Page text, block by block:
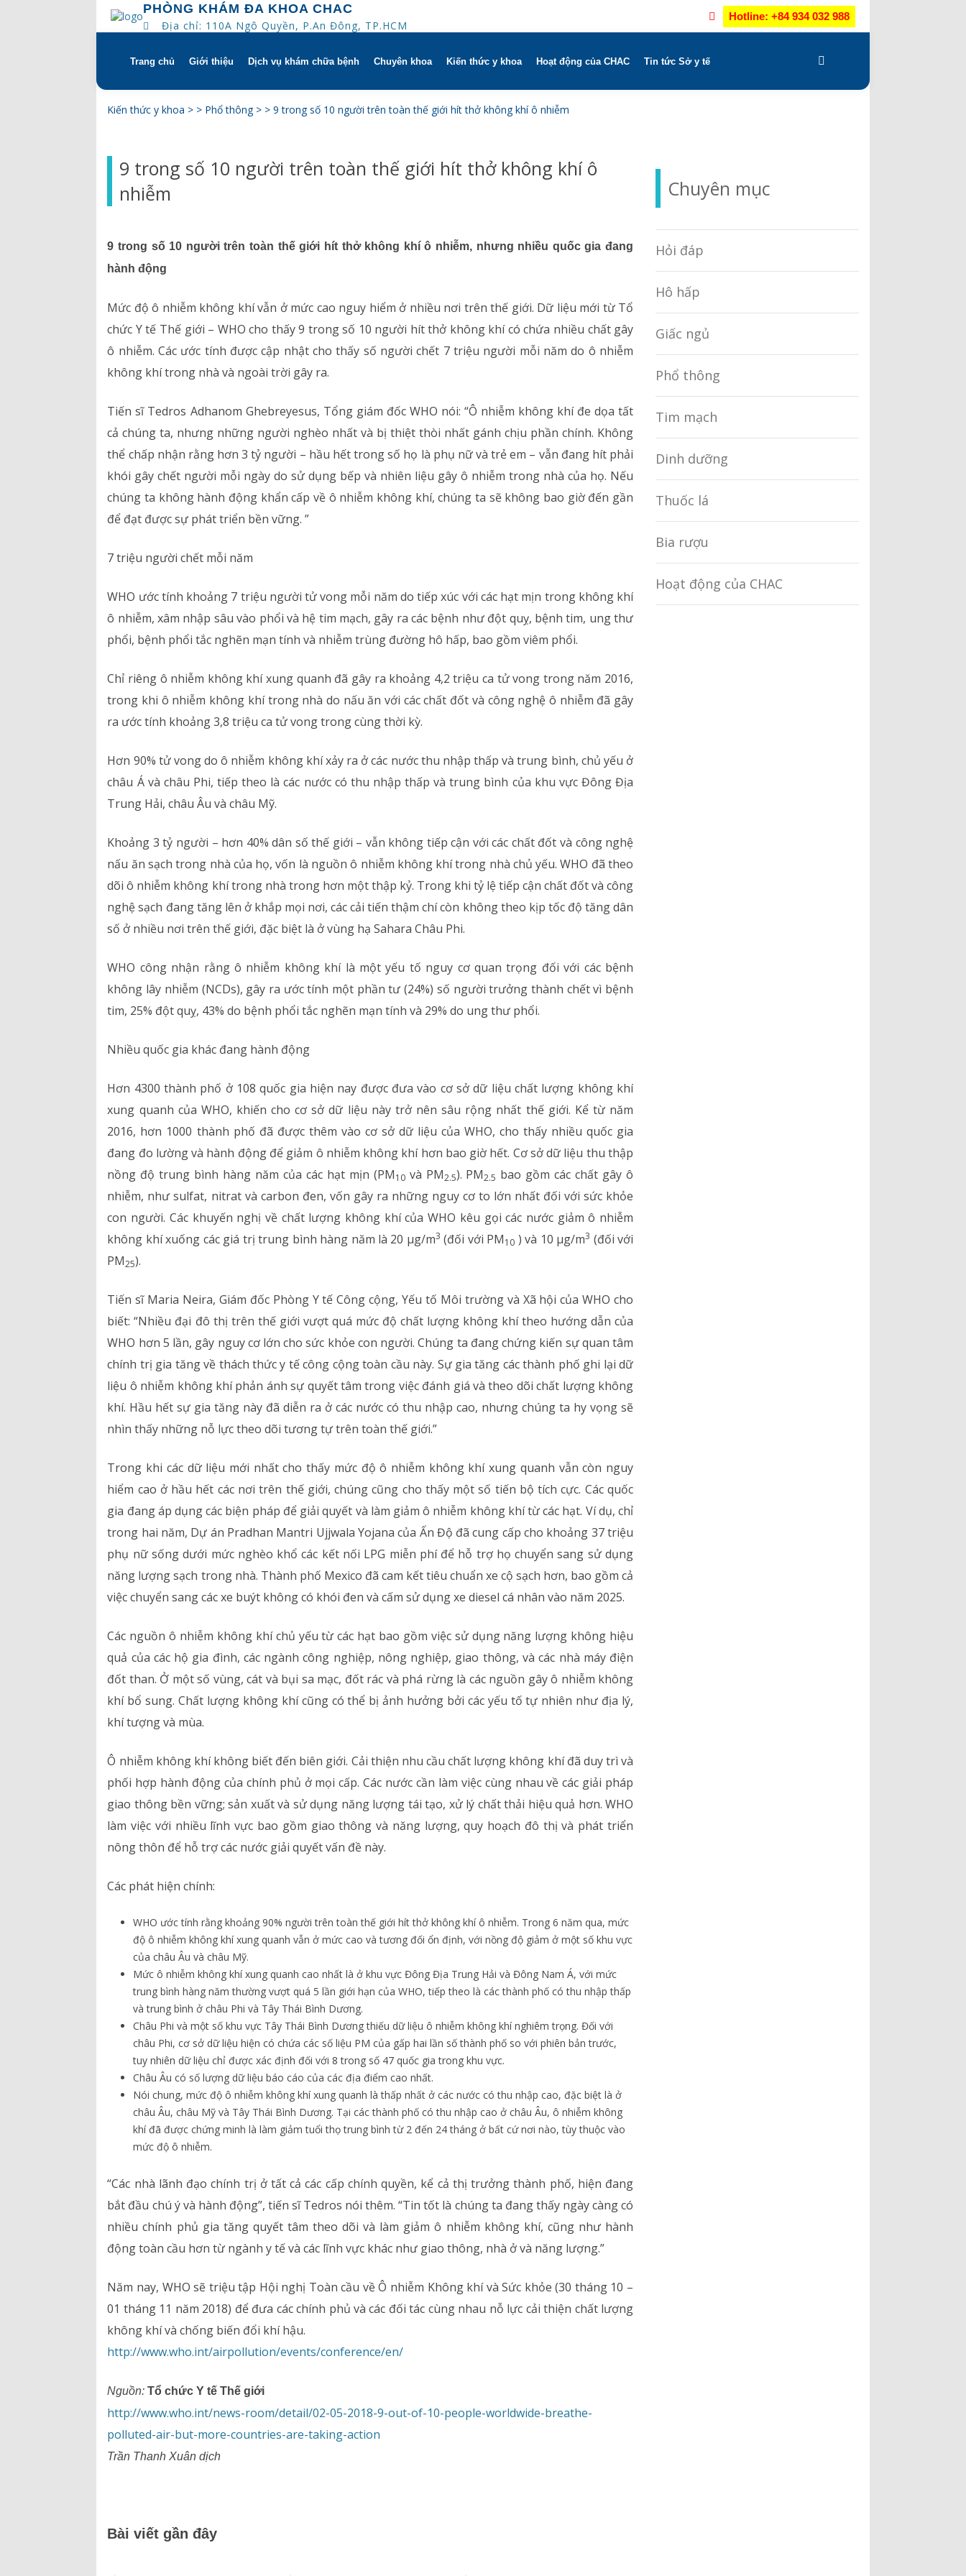
PHÒNG KHÁM ĐA KHOA CHAC
Địa chỉ: 110A Ngô Quyền, P.An Đông, TP.HCM
Hotline: +84 934 032 988
Skip
Trang chủ Giới thiệu
Quyền và trách nhiệm của người
Bảng giá dịch vụ
Danh mục giá thuốc
Dịch vụ khám chữa bệnh
Khám gì ở CHAC
Chuyên khoa
Rối loạn giấc ngủ
Phục hồi chức năng Hô hấp
Tim mạch
Rối loạn chuyển hóa
Tai – Mũi – Họng
Chẩn đoán hình ảnh
Kiến thức y khoa Hoạt động của CHAC Tin tức Sở y tế
Kiến thức y khoa > > Phổ thông> >9 trong số 10 người trên toàn thế giới hít thở không khí ô nhiễm
9 trong số 10 người trên toàn thế giới hít thở không khí ô
nhiễm
9 trong số 10 người trên toàn thế giới hít thở không khí ô nhiễm, nhưng nhiều quốc gia đang
hành động
Mức độ ô nhiễm không khí vẫn ở mức cao nguy hiểm ở nhiều nơi trên thế giới. Dữ liệu mới từ Tổ
chức Y tế Thế giới – WHO cho thấy 9 trong số 10 người hít thở không khí có chứa nhiều chất gây
ô nhiễm. Các ước tính được cập nhật cho thấy số người chết 7 triệu người mỗi năm do ô nhiễm
không khí trong nhà và ngoài trời gây ra.
Tiến sĩ Tedros Adhanom Ghebreyesus, Tổng giám đốc WHO nói: “Ô nhiễm không khí đe dọa tất
cả chúng ta, nhưng những người nghèo nhất và bị thiệt thòi nhất gánh chịu phần chính. Không
thể chấp nhận rằng hơn 3 tỷ người – hầu hết trong số họ là phụ nữ và trẻ em – vẫn đang hít phải
khói gây chết người mỗi ngày do sử dụng bếp và nhiên liệu gây ô nhiễm trong nhà của họ. Nếu
chúng ta không hành động khẩn cấp về ô nhiễm không khí, chúng ta sẽ không bao giờ đến gần
để đạt được sự phát triển bền vững. ”
7 triệu người chết mỗi năm
WHO ước tính khoảng 7 triệu người tử vong mỗi năm do tiếp xúc với các hạt mịn trong không khí
ô nhiễm, xâm nhập sâu vào phổi và hệ tim mạch, gây ra các bệnh như đột quỵ, bệnh tim, ung thư
phổi, bệnh phổi tắc nghẽn mạn tính và nhiễm trùng đường hô hấp, bao gồm viêm phổi.
Chỉ riêng ô nhiễm không khí xung quanh đã gây ra khoảng 4,2 triệu ca tử vong trong năm 2016,
trong khi ô nhiễm không khí trong nhà do nấu ăn với các chất đốt và công nghệ ô nhiễm đã gây
ra ước tính khoảng 3,8 triệu ca tử vong trong cùng thời kỳ.
Hơn 90% tử vong do ô nhiễm không khí xảy ra ở các nước thu nhập thấp và trung bình, chủ yếu ở
châu Á và châu Phi, tiếp theo là các nước có thu nhập thấp và trung bình của khu vực Đông Địa
Trung Hải, châu Âu và châu Mỹ.
Khoảng 3 tỷ người – hơn 40% dân số thế giới – vẫn không tiếp cận với các chất đốt và công nghệ
nấu ăn sạch trong nhà của họ, vốn là nguồn ô nhiễm không khí trong nhà chủ yếu. WHO đã theo
dõi ô nhiễm không khí trong nhà trong hơn một thập kỷ. Trong khi tỷ lệ tiếp cận chất đốt và công
nghệ sạch đang tăng lên ở khắp mọi nơi, các cải tiến thậm chí còn không theo kịp tốc độ tăng dân
số ở nhiều nơi trên thế giới, đặc biệt là ở vùng hạ Sahara Châu Phi.
WHO công nhận rằng ô nhiễm không khí là một yếu tố nguy cơ quan trọng đối với các bệnh
không lây nhiễm (NCDs), gây ra ước tính một phần tư (24%) số người trưởng thành chết vì bệnh
tim, 25% đột quỵ, 43% do bệnh phổi tắc nghẽn mạn tính và 29% do ung thư phổi.
Nhiều quốc gia khác đang hành động
Hơn 4300 thành phố ở 108 quốc gia hiện nay được đưa vào cơ sở dữ liệu chất lượng không khí
xung quanh của WHO, khiến cho cơ sở dữ liệu này trở nên sâu rộng nhất thế giới. Kể từ năm
2016, hơn 1000 thành phố đã được thêm vào cơ sở dữ liệu của WHO, cho thấy nhiều quốc gia
đang đo lường và hành động để giảm ô nhiễm không khí hơn bao giờ hết. Cơ sở dữ liệu thu thập
nồng độ trung bình hàng năm của các hạt mịn (PM10và PM2.5). PM2.5 bao gồm các chất gây ô
nhiễm, như sulfat, nitrat và carbon đen, vốn gây ra những nguy cơ to lớn nhất đối với sức khỏe
con người. Các khuyến nghị về chất lượng không khí của WHO kêu gọi các nước giảm ô nhiễm
không khí xuống các giá trị trung bình hàng năm là 20 μg/m3 (đối với PM10 ) và 10 μg/m3 (đối với
PM25).
Tiến sĩ Maria Neira, Giám đốc Phòng Y tế Công cộng, Yếu tố Môi trường và Xã hội của WHO cho
biết: “Nhiều đại đô thị trên thế giới vượt quá mức độ chất lượng không khí theo hướng dẫn của
WHO hơn 5 lần, gây nguy cơ lớn cho sức khỏe con người. Chúng ta đang chứng kiến ​​sự quan tâm
chính trị gia tăng về thách thức y tế công cộng toàn cầu này. Sự gia tăng các thành phố ghi lại dữ
liệu ô nhiễm không khí phản ánh sự quyết tâm trong việc đánh giá và theo dõi chất lượng không
khí. Hầu hết sự gia tăng này đã diễn ra ở các nước có thu nhập cao, nhưng chúng ta hy vọng sẽ
nhìn thấy những nỗ lực theo dõi tương tự trên toàn thế giới.”
Trong khi các dữ liệu mới nhất cho thấy mức độ ô nhiễm không khí xung quanh vẫn còn nguy
hiểm cao ở hầu hết các nơi trên thế giới, chúng cũng cho thấy một số tiến bộ tích cực. Các quốc
gia đang áp dụng các biện pháp để giải quyết và làm giảm ô nhiễm không khí từ các hạt. Ví dụ, chỉ
trong hai năm, Dự án Pradhan Mantri Ujjwala Yojana của Ấn Độ đã cung cấp cho khoảng 37 triệu
phụ nữ sống dưới mức nghèo khổ các kết nối LPG miễn phí để hỗ trợ họ chuyển sang sử dụng
năng lượng sạch trong nhà. Thành phố Mexico đã cam kết tiêu chuẩn xe cộ sạch hơn, bao gồm cả
việc chuyển sang các xe buýt không có khói đen và cấm sử dụng xe diesel cá nhân vào năm 2025.
Các nguồn ô nhiễm không khí chủ yếu từ các hạt bao gồm việc sử dụng năng lượng không hiệu
quả của các hộ gia đình, các ngành công nghiệp, nông nghiệp, giao thông, và các nhà máy điện
đốt than. Ở một số vùng, cát và bụi sa mạc, đốt rác và phá rừng là các nguồn gây ô nhiễm không
khí bổ sung. Chất lượng không khí cũng có thể bị ảnh hưởng bởi các yếu tố tự nhiên như địa lý,
khí tượng và mùa.
Ô nhiễm không khí không biết đến biên giới. Cải thiện nhu cầu chất lượng không khí đã duy trì và
phối hợp hành động của chính phủ ở mọi cấp. Các nước cần làm việc cùng nhau về các giải pháp
giao thông bền vững; sản xuất và sử dụng năng lượng tái tạo, xử lý chất thải hiệu quả hơn. WHO
làm việc với nhiều lĩnh vực bao gồm giao thông và năng lượng, quy hoạch đô thị và phát triển
nông thôn để hỗ trợ các nước giải quyết vấn đề này.
Các phát hiện chính:
WHO ước tính rằng khoảng 90% người trên toàn thế giới hít thở không khí ô nhiễm. Trong 6 năm qua, mức
độ ô nhiễm không khí xung quanh vẫn ở mức cao và tương đối ổn định, với nồng độ giảm ở một số khu vực
của châu Âu và châu Mỹ.
Mức ô nhiễm không khí xung quanh cao nhất là ở khu vực Đông Địa Trung Hải và Đông Nam Á, với mức
trung bình hàng năm thường vượt quá 5 lần giới hạn của WHO, tiếp theo là các thành phố có thu nhập thấp
và trung bình ở châu Phi và Tây Thái Bình Dương.
Châu Phi và một số khu vực Tây Thái Bình Dương thiếu dữ liệu ô nhiễm không khí nghiêm trọng. Đối với
châu Phi, cơ sở dữ liệu hiện có chứa các số liệu PM của gấp hai lần số thành phố so với phiên bản trước,
tuy nhiên dữ liệu chỉ được xác định đối với 8 trong số 47 quốc gia trong khu vực.
Châu Âu có số lượng dữ liệu báo cáo của các địa điểm cao nhất.
Nói chung, mức độ ô nhiễm không khí xung quanh là thấp nhất ở các nước có thu nhập cao, đặc biệt là ở
châu Âu, châu Mỹ và Tây Thái Bình Dương. Tại các thành phố có thu nhập cao ở châu Âu, ô nhiễm không
khí đã được chứng minh là làm giảm tuổi thọ trung bình từ 2 đến 24 tháng ở bất cứ nơi nào, tùy thuộc vào
mức độ ô nhiễm.
“Các nhà lãnh đạo chính trị ở tất cả các cấp chính quyền, kể cả thị trưởng thành phố, hiện đang
bắt đầu chú ý và hành động”, tiến sĩ Tedros nói thêm. “Tin tốt là chúng ta đang thấy ngày càng có
nhiều chính phủ gia tăng quyết tâm theo dõi và làm giảm ô nhiễm không khí, cũng như hành
động toàn cầu hơn từ ngành y tế và các lĩnh vực khác như giao thông, nhà ở và năng lượng.”
Năm nay, WHO sẽ triệu tập Hội nghị Toàn cầu về Ô nhiễm Không khí và Sức khỏe (30 tháng 10 –
01 tháng 11 năm 2018) để đưa các chính phủ và các đối tác cùng nhau nỗ lực cải thiện chất lượng
không khí và chống biến đổi khí hậu.
http://www.who.int/airpollution/events/conference/en/
Nguồn: Tổ chức Y tế Thế giới
http://www.who.int/news-room/detail/02-05-2018-9-out-of-10-people-worldwide-breathe-
polluted-air-but-more-countries-are-taking-action
Trần Thanh Xuân dịch
Bài viết gần đây
Chuyên mục
Hỏi đáp
Hô hấp
Giấc ngủ
Phổ thông
Tim mạch
Dinh dưỡng
Thuốc lá
Bia rượu
Hoạt động của CHAC